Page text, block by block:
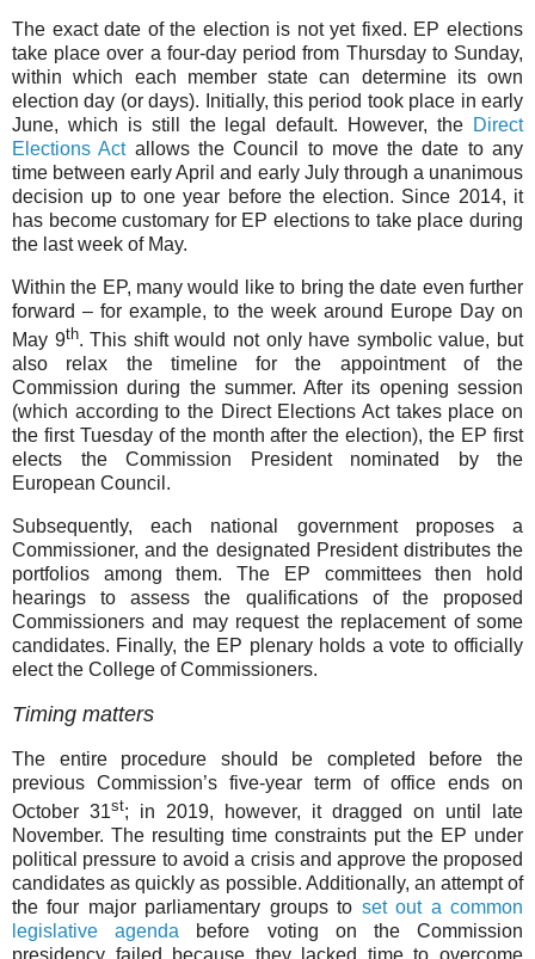
The exact date of the election is not yet fixed. EP elections
take place over a four-day period from Thursday to Sunday,
within which each member state can determine its own
election day (or days). Initially, this period took place in early
June, which is still the legal default. However, the Direct
Elections Actallows the Council to move the date to any
time between early April and early July through a unanimous
decision up to one year before the election. Since 2014, it
has become customary for EP elections to take place during
the last week of May.
Within the EP, many would like to bring the date even further
forward – for example, to the week around Europe Day on
May 9th. This shift would not only have symbolic value, but
also relax the timeline for the appointment of the
Commission during the summer. After its opening session
(which according to the Direct Elections Act takes place on
the first Tuesday of the month after the election), the EP first
elects the Commission President nominated by the
European Council.
Subsequently, each national government proposes a
Commissioner, and the designated President distributes the
portfolios among them. The EP committees then hold
hearings to assess the qualifications of the proposed
Commissioners and may request the replacement of some
candidates. Finally, the EP plenary holds a vote to officially
elect the College of Commissioners.
Timing matters
The entire procedure should be completed before the
previous Commission’s five-year term of office ends on
October 31st; in 2019, however, it dragged on until late
November. The resulting time constraints put the EP under
political pressure to avoid a crisis and approve the proposed
candidates as quickly as possible. Additionally, an attempt of
the four major parliamentary groups to set out a common
legislative agenda before voting on the Commission
presidency failed because they lacked time to overcome